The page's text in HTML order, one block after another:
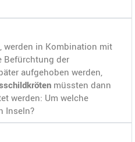
werden in Kombination mit
Befürchtung der
aufgehoben werden,
müssten dann
werden: Um welche
Inseln?